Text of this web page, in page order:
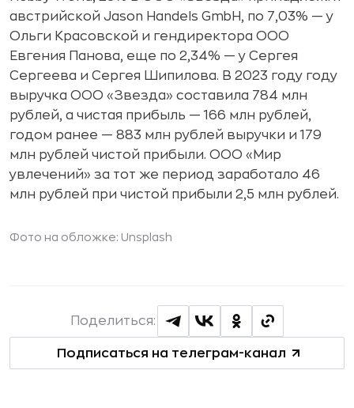
австрийской Jason Handels GmbH, по 7,03% — у
Ольги Красовской и гендиректора ООО
Евгения Панова, еще по 2,34% — у Сергея
Сергеева и Сергея Шипилова. В 2023 году году
выручка ООО «Звезда» составила 784 млн
рублей, а чистая прибыль — 166 млн рублей,
годом ранее — 883 млн рублей выручки и 179
млн рублей чистой прибыли. ООО «Мир
увлечений» за тот же период заработало 46
млн рублей при чистой прибыли 2,5 млн рублей.
Фото на обложке: Unsplash
Подписаться на телеграм-канал
Поделиться: